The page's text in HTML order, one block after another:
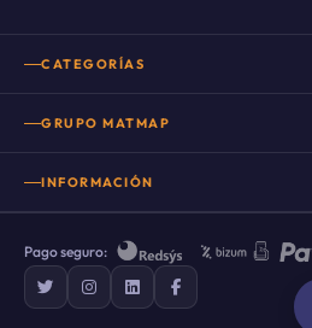
CATEGORÍAS
Suelo porcelánico imitación madera
Porcelanico imitacion piedra
Suelo porcelánico imitación mármol
GRUPO MATMAP
INFORMACIÓN
Preguntas frecuentes
Sobre nosotros
Pago seguro: